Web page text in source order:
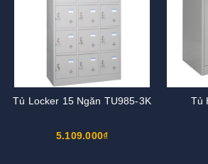
Tủ Locker 15 Ngăn TU985-3K
5.109.000₫
Tủ